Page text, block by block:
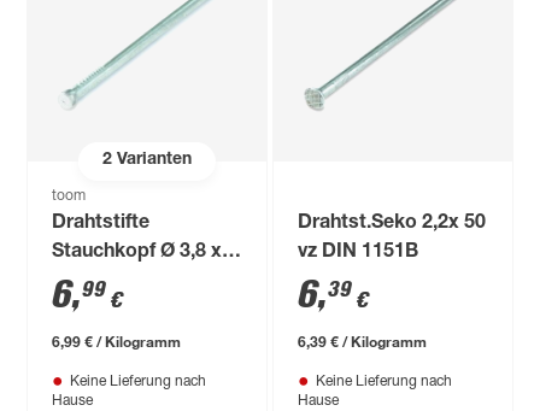
2Varianten
toom
Drahtstifte
Stauchkopf Ø 3,8 x
100 mm
6,99 €
6,99 € / Kilogramm
Keine Lieferung nach
Hause
Drahtst.Seko 2,2x 50
vz DIN 1151B
6,39 €
6,39 € / Kilogramm
Keine Lieferung nach
Hause